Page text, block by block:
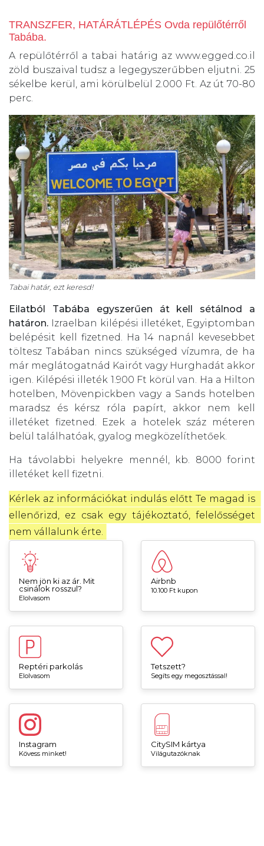
TRANSZFER, HATÁRÁTLÉPÉS Ovda repülőtérről
Tabába.
A repülőtérről a tabai határig az www.egged.co.il
zöld buszaival tudsz a legegyszerűbben eljutni. 25
sékelbe kerül, ami körülbelül 2.000 Ft. Az út 70-80
perc.
Tabai határ, ezt keresd!
Eilatból Tabába egyszerűen át kell sétálnod a
határon. Izraelban kilépési illetéket, Egyiptomban
belépésit kell fizetned. Ha 14 napnál kevesebbet
töltesz Tabában nincs szükséged vízumra, de ha
már meglátogatnád Kairót vagy Hurghadát akkor
igen. Kilépési illeték 1.900 Ft körül van. Ha a Hilton
hotelben, Mövenpickben vagy a Sands hotelben
maradsz és kérsz róla papírt, akkor nem kell
illetéket fizetned. Ezek a hotelek száz méteren
belül találhatóak, gyalog megközelíthetőek.
Ha távolabbi helyekre mennél, kb. 8000 forint
illetéket kell fizetni.
Kérlek az információkat indulás előtt Te magad is
ellenőrizd, ez csak egy tájékoztató, felelősséget
nem vállalunk érte.
Nem jön ki az ár. Mit
csinálok rosszul?
Elolvasom
Airbnb
10.100 Ft kupon
Reptéri parkolás
Elolvasom
Tetszett?
Segíts egy megosztással!
Instagram
Kövess minket!
CitySIM kártya
Világutazóknak